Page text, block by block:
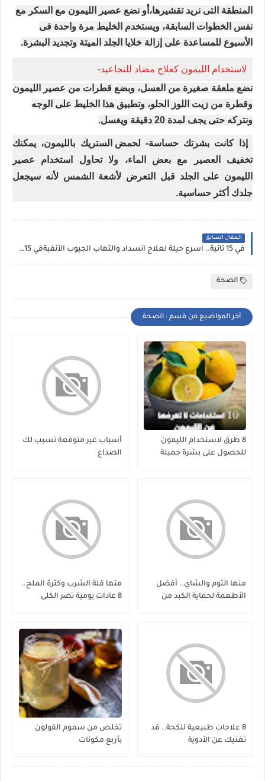
المنطقة التى نريد تقشيرها،أو نضع عصير الليمون مع السكر مع
نفس الخطوات السابقة، ويستخدم الخليط مرة واحدة فى
الأسبوع للمساعدة على إزالة خلايا الجلد الميتة وتجديد البشرة.
لاستخدام الليمون كعلاج مضاد للتجاعيد-
نضع ملعقة صغيرة من العسل، وبضع قطرات من عصير الليمون
وقطرة من زيت اللوز الحلو، وتطبيق هذا الخليط على الوجه
ونتركه حتى يجف لمدة 20 دقيقة ويغسل.
إذا كانت بشرتك حساسة- لحمض الستريك بالليمون، يمكنك
تخفيف العصير مع بعض الماء، ولا تحاول استخدام عصير
الليمون على الجلد قبل التعرض لأشعة الشمس لأنه سيجعل
جلدك أكثر حساسية.
المقال السابق
في 15 ثانية.. أسرع حيلة لعلاج انسداد والتهاب الجيوب الأنفيةفي 15 ثانية.. أسرع حيلة لعلاج انسداد والتهاب الجيوب الأنفية
الصحة
أخر المواضيع من قسم : الصحة
8 طرق لاستخدام الليمون
للحصول على بشرة جميلة
أسباب غير متوقعة تسبب لك
الصداع
منها الثوم والشاي.. أفضل
الأطعمة لحماية الكبد من
منها قلة الشرب وكثرة الملح..
8 عادات يومية تضر الكلى
8 علاجات طبيعية للكحة.. قد
تغنيك عن الأدوية
تخلص من سموم القولون
بأربع مكونات